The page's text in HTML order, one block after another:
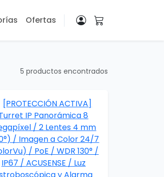
Ofertas
5 productos encontrados